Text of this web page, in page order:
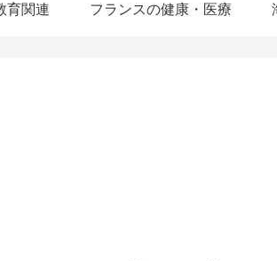
育関連 フランスの健康・医療